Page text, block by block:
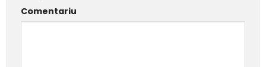
Comentariu